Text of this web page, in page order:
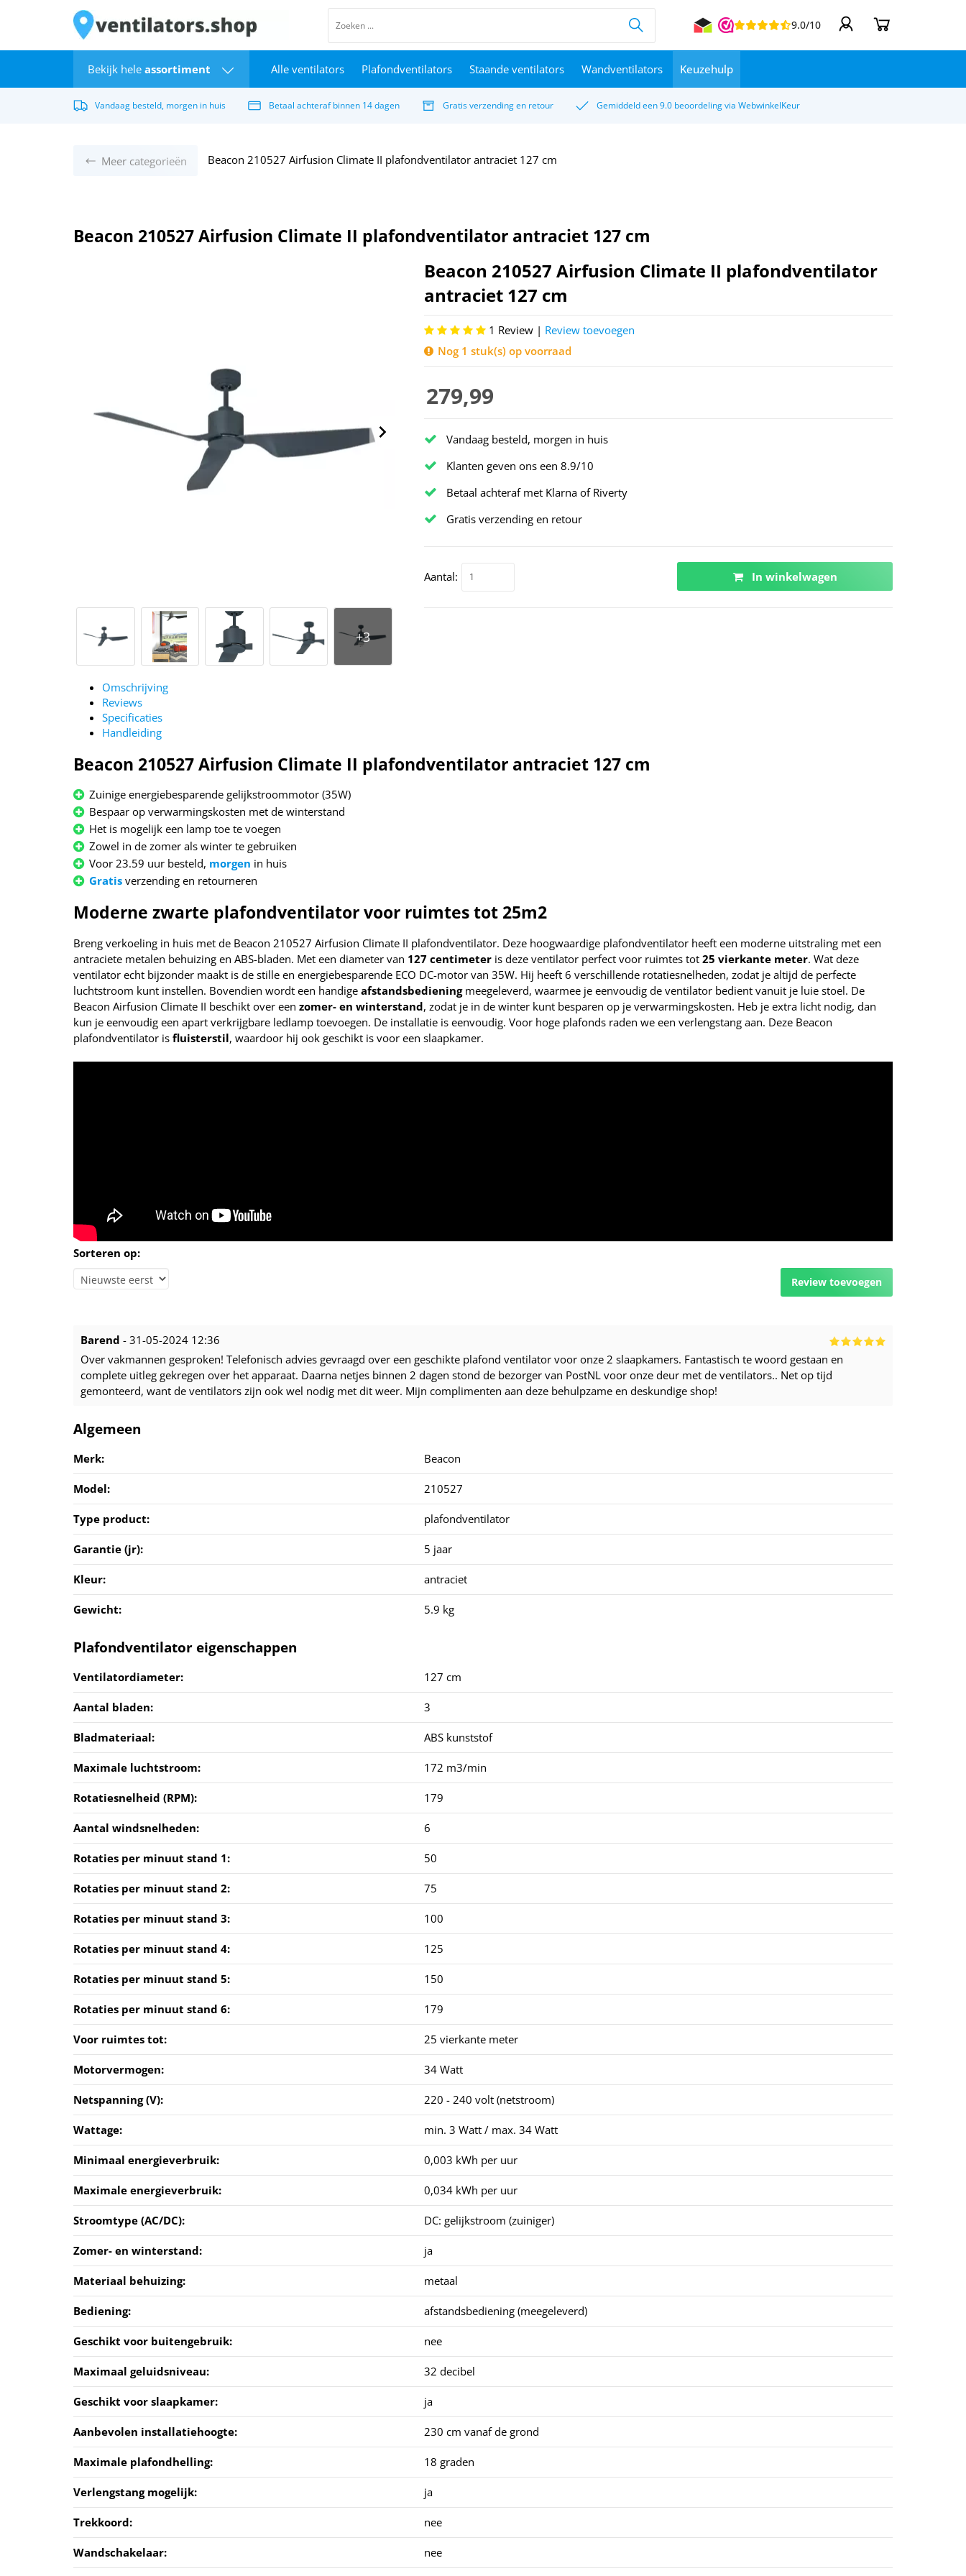
9.0/10
Bekijk hele assortiment Alle ventilators Plafondventilators Staande ventilators Wandventilators Keuzehulp
Vandaag besteld, morgen in huis Betaal achteraf binnen 14 dagen Gratis verzending en retour Gemiddeld een 9.0 beoordeling via WebwinkelKeur
Meer categorieën Beacon 210527 Airfusion Climate II plafondventilator antraciet 127 cm
Beacon 210527 Airfusion Climate II plafondventilator antraciet 127 cm
Beacon 210527 Airfusion Climate II plafondventilator
antraciet 127 cm
1 Review | Review toevoegen
Nog 1 stuk(s) op voorraad
€ 279,99
Vandaag besteld, morgen in huis
Klanten geven ons een 8.9/10
Betaal achteraf met Klarna of Riverty
Gratis verzending en retour
Aantal: In winkelwagen
Omschrijving
Reviews
Specificaties
Handleiding
Beacon 210527 Airfusion Climate II plafondventilator antraciet 127 cm
Zuinige energiebesparende gelijkstroommotor (35W)
Bespaar op verwarmingskosten met de winterstand
Het is mogelijk een lamp toe te voegen
Zowel in de zomer als winter te gebruiken
Voor 23.59 uur besteld, morgen in huis
Gratis verzending en retourneren
Moderne zwarte plafondventilator voor ruimtes tot 25m2
Breng verkoeling in huis met de Beacon 210527 Airfusion Climate II plafondventilator. Deze hoogwaardige plafondventilator heeft een moderne uitstraling met een
antraciete metalen behuizing en ABS-bladen. Met een diameter van 127 centimeter is deze ventilator perfect voor ruimtes tot 25 vierkante meter. Wat deze
ventilator echt bijzonder maakt is de stille en energiebesparende ECO DC-motor van 35W. Hij heeft 6 verschillende rotatiesnelheden, zodat je altijd de perfecte
luchtstroom kunt instellen. Bovendien wordt een handige afstandsbedieningmeegeleverd, waarmee je eenvoudig de ventilator bedient vanuit je luie stoel. De
Beacon Airfusion Climate II beschikt over een zomer- en winterstand, zodat je in de winter kunt besparen op je verwarmingskosten. Heb je extra licht nodig, dan
kun je eenvoudig een apart verkrijgbare ledlamp toevoegen. De installatie is eenvoudig. Voor hoge plafonds raden we een verlengstang aan. Deze Beacon
plafondventilator is fluisterstil, waardoor hij ook geschikt is voor een slaapkamer.
Sorteren op:
Review toevoegen
Barend - 31-05-2024 12:36
Over vakmannen gesproken! Telefonisch advies gevraagd over een geschikte plafond ventilator voor onze 2 slaapkamers. Fantastisch te woord gestaan en
complete uitleg gekregen over het apparaat. Daarna netjes binnen 2 dagen stond de bezorger van PostNL voor onze deur met de ventilators.. Net op tijd
gemonteerd, want de ventilators zijn ook wel nodig met dit weer. Mijn complimenten aan deze behulpzame en deskundige shop!
Algemeen
Merk: Beacon
Model: 210527
Type product: plafondventilator
Garantie (jr): 5 jaar
Kleur: antraciet
Gewicht: 5.9 kg
Plafondventilator eigenschappen
Ventilatordiameter: 127 cm
Aantal bladen: 3
Bladmateriaal: ABS kunststof
Maximale luchtstroom: 172 m3/min
Rotatiesnelheid (RPM): 179
Aantal windsnelheden: 6
Rotaties per minuut stand 1: 50
Rotaties per minuut stand 2: 75
Rotaties per minuut stand 3: 100
Rotaties per minuut stand 4: 125
Rotaties per minuut stand 5: 150
Rotaties per minuut stand 6: 179
Voor ruimtes tot: 25 vierkante meter
Motorvermogen: 34 Watt
Netspanning (V): 220 - 240 volt (netstroom)
Wattage: min. 3 Watt / max. 34 Watt
Minimaal energieverbruik: 0,003 kWh per uur
Maximale energieverbruik: 0,034 kWh per uur
Stroomtype (AC/DC): DC: gelijkstroom (zuiniger)
Zomer- en winterstand: ja
Materiaal behuizing: metaal
Bediening: afstandsbediening (meegeleverd)
Geschikt voor buitengebruik: nee
Maximaal geluidsniveau: 32 decibel
Geschikt voor slaapkamer: ja
Aanbevolen installatiehoogte: 230 cm vanaf de grond
Maximale plafondhelling: 18 graden
Verlengstang mogelijk: ja
Trekkoord: nee
Wandschakelaar: nee